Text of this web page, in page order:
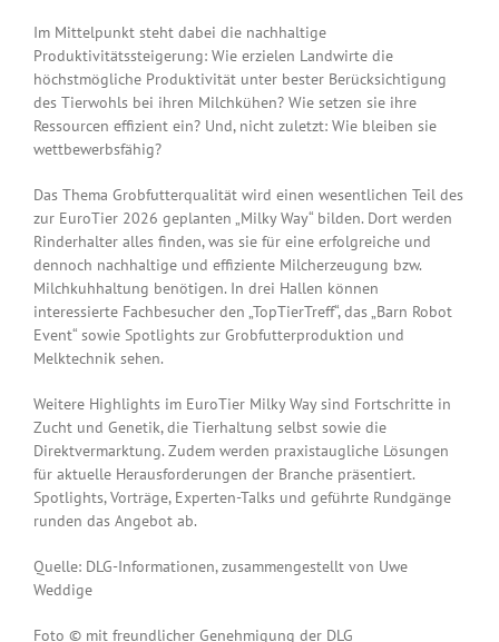
Im Mittelpunkt steht dabei die nachhaltige
Produktivitätssteigerung: Wie erzielen Landwirte die
höchstmögliche Produktivität unter bester Berücksichtigung
des Tierwohls bei ihren Milchkühen? Wie setzen sie ihre
Ressourcen effizient ein? Und, nicht zuletzt: Wie bleiben sie
wettbewerbsfähig?
Das Thema Grobfutterqualität wird einen wesentlichen Teil des
zur EuroTier 2026 geplanten „Milky Way“ bilden. Dort werden
Rinderhalter alles finden, was sie für eine erfolgreiche und
dennoch nachhaltige und effiziente Milcherzeugung bzw.
Milchkuhhaltung benötigen. In drei Hallen können
interessierte Fachbesucher den „TopTierTreff“, das „Barn Robot
Event“ sowie Spotlights zur Grobfutterproduktion und
Melktechnik sehen.
Weitere Highlights im EuroTier Milky Way sind Fortschritte in
Zucht und Genetik, die Tierhaltung selbst sowie die
Direktvermarktung. Zudem werden praxistaugliche Lösungen
für aktuelle Herausforderungen der Branche präsentiert.
Spotlights, Vorträge, Experten-Talks und geführte Rundgänge
runden das Angebot ab.
Quelle: DLG-Informationen, zusammengestellt von Uwe
Weddige
Foto © mit freundlicher Genehmigung der DLG